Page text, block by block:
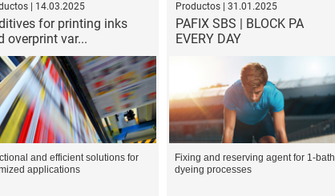
| 14.03.2025
for printing inks
overprint var...
and efficient solutions for
applications
Productos | 31.01.2025
PAFIX SBS | BLOCK PA
EVERY DAY
Fixing and reserving agent for 1-bath
dyeing processes